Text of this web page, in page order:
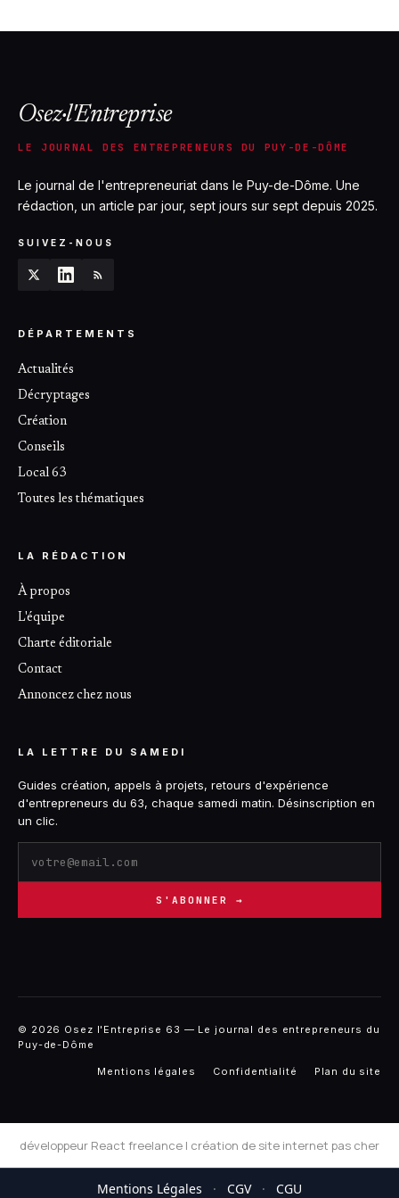
Osez·l'Entreprise
LE JOURNAL DES ENTREPRENEURS DU PUY-DE-DÔME
Le journal de l'entrepreneuriat dans le Puy-de-Dôme. Une
rédaction, un article par jour, sept jours sur sept depuis 2025.
SUIVEZ-NOUS
DÉPARTEMENTS
Actualités
Décryptages
Création
Conseils
Local 63
Toutes les thématiques
LA RÉDACTION
À propos
L'équipe
Charte éditoriale
Contact
Annoncez chez nous
LA LETTRE DU SAMEDI
Guides création, appels à projets, retours d'expérience
d'entrepreneurs du 63, chaque samedi matin. Désinscription en
un clic.
S'ABONNER →
© 2026 Osez l'Entreprise 63 — Le journal des entrepreneurs du
Puy-de-Dôme
Mentions légales Confidentialité Plan du site
développeur React freelance | création de site internet pas cher
Mentions Légales · CGV · CGU